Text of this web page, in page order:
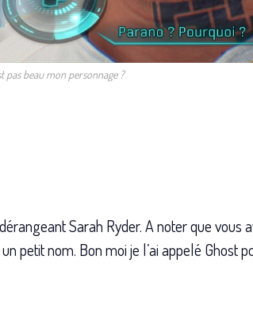
pas beau mon personnage ?
Sarah Ryder. A noter que vous
petit nom. Bon moi je l’ai appelé Ghost